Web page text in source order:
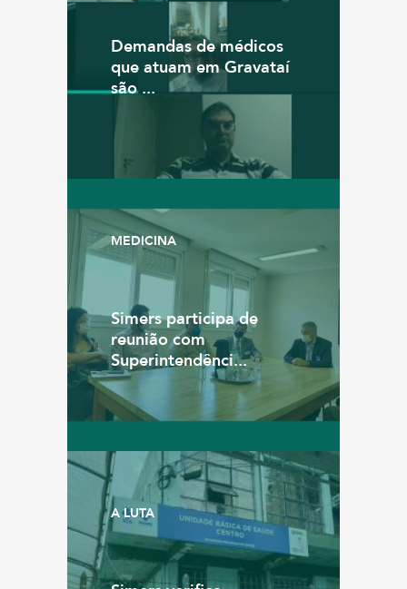
Demandas de médicos
que atuam em Gravataí
são ...
MEDICINA
Simers participa de
reunião com
Superintendênci...
A LUTA